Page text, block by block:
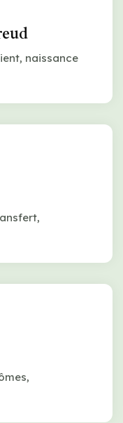
naissance